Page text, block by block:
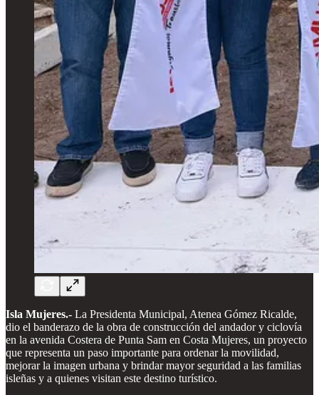
Isla Mujeres.- La Presidenta Municipal, Atenea Gómez Ricalde,
dio el banderazo de la obra de construcción del andador y ciclovía
en la avenida Costera de Punta Sam en Costa Mujeres, un proyecto
que representa un paso importante para ordenar la movilidad,
mejorar la imagen urbana y brindar mayor seguridad a las familias
isleñas y a quienes visitan este destino turístico.